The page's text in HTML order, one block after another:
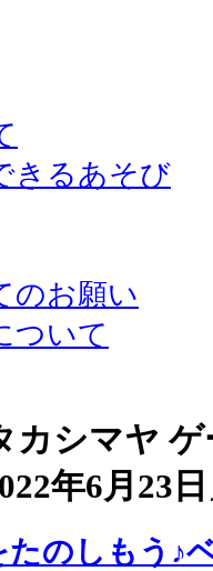
きるあそび
のお願い
ついて
カシマヤ
年6月23日
のしもう♪